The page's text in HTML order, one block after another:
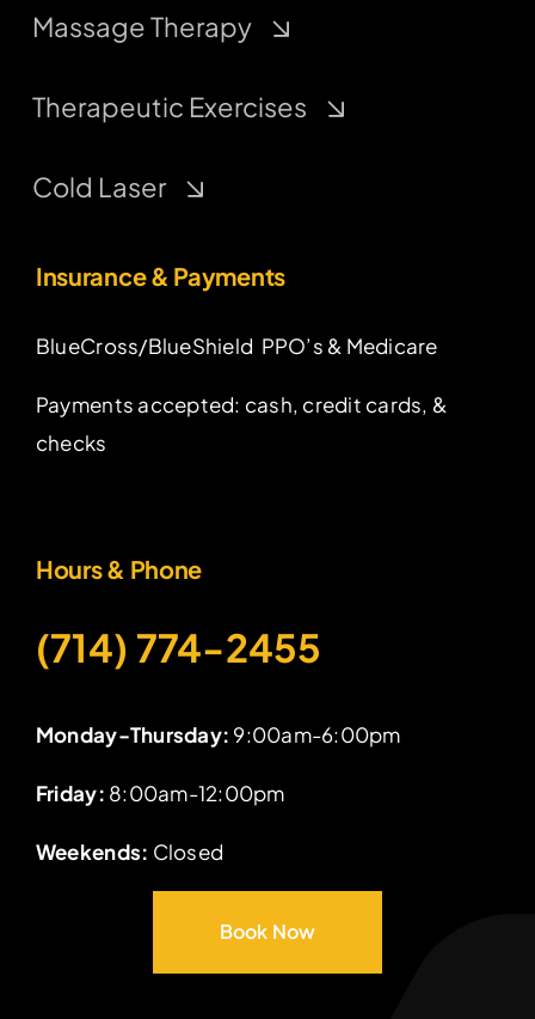
Massage Therapy
Therapeutic Exercises
Cold Laser
Insurance & Payments
BlueCross/BlueShield PPO’s & Medicare
Payments accepted: cash, credit cards, &
checks
Hours & Phone
(714) 774-2455
Monday-Thursday: 9:00am-6:00pm
Friday: 8:00am-12:00pm
Weekends: Closed
Book Now